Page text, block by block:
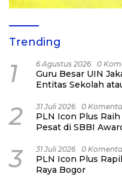
Trending
1 6 Agustus 2026 0
Guru Besar UIN
Entitas Sekolah
2 31 Juli 2026 0
PLN Icon Plus
Pesat di SBBI
3 31 Juli 2026 0
PLN Icon Plus
Raya Bogor